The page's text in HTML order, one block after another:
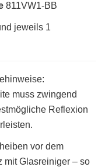
811VW1-BB
jeweils 1
muss zwingend
Reflexion
vor dem
mit Glasreiniger – so